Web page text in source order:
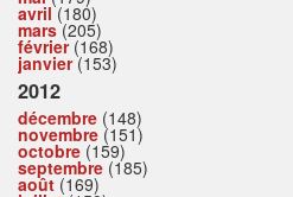
avril(180)
mars(205)
février(168)
janvier(153)
2012
décembre (148)
novembre (151)
octobre (159)
septembre (185)
août (169)